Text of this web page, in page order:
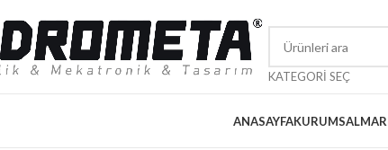
KATEGORI SEÇ
ANASAYFAKURUMSAL